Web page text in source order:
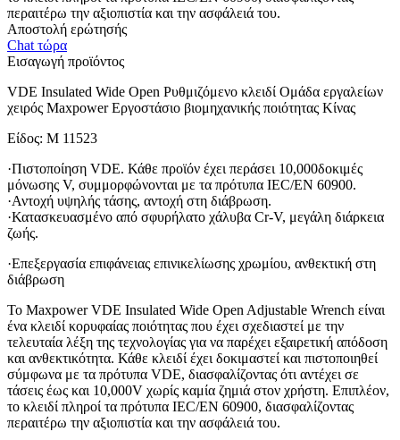
περαιτέρω την αξιοπιστία και την ασφάλειά του.
Αποστολή ερώτησής
Chat τώρα
Εισαγωγή προϊόντος
VDE Insulated Wide Open Ρυθμιζόμενο κλειδί Ομάδα εργαλείων
χειρός Maxpower Εργοστάσιο βιομηχανικής ποιότητας Κίνας
Είδος: M 11523
·Πιστοποίηση VDE. Κάθε προϊόν έχει περάσει 10,000δοκιμές
μόνωσης V, συμμορφώνονται με τα πρότυπα IEC/EN 60900.
·Αντοχή υψηλής τάσης, αντοχή στη διάβρωση.
·Κατασκευασμένο από σφυρήλατο χάλυβα Cr-V, μεγάλη διάρκεια
ζωής.
·Επεξεργασία επιφάνειας επινικελίωσης χρωμίου, ανθεκτική στη
διάβρωση
Το Maxpower VDE Insulated Wide Open Adjustable Wrench είναι
ένα κλειδί κορυφαίας ποιότητας που έχει σχεδιαστεί με την
τελευταία λέξη της τεχνολογίας για να παρέχει εξαιρετική απόδοση
και ανθεκτικότητα. Κάθε κλειδί έχει δοκιμαστεί και πιστοποιηθεί
σύμφωνα με τα πρότυπα VDE, διασφαλίζοντας ότι αντέχει σε
τάσεις έως και 10,000V χωρίς καμία ζημιά στον χρήστη. Επιπλέον,
το κλειδί πληροί τα πρότυπα IEC/EN 60900, διασφαλίζοντας
περαιτέρω την αξιοπιστία και την ασφάλειά του.